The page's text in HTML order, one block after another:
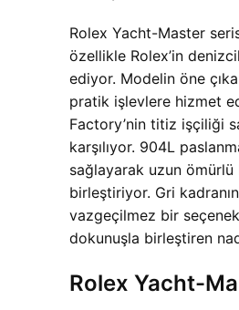
Rolex Yacht-Master
özellikle Rolex’in
ediyor. Modelin öne
pratik işlevlere hizmet
Factory’nin titiz işçiliği
karşılıyor. 904L
sağlayarak uzun ömürlü
birleştiriyor. Gri
vazgeçilmez bir
dokunuşla birleştiren
Rolex Yacht-